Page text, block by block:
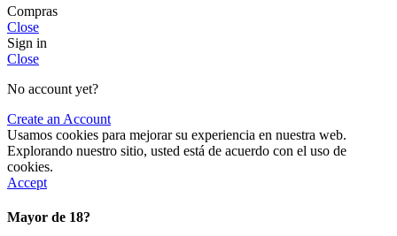
Compras
Close
Sign in
Close
No account yet?
Create an Account
Usamos cookies para mejorar su experiencia en nuestra web.
Explorando nuestro sitio, usted está de acuerdo con el uso de
cookies.
Accept
Mayor de 18?